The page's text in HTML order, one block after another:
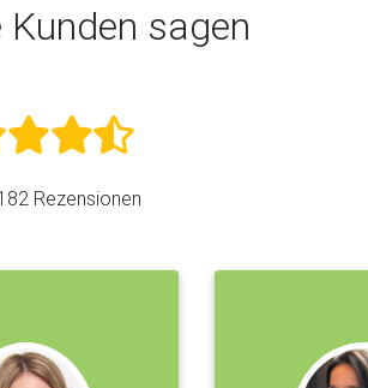
sagen
Rezensionen